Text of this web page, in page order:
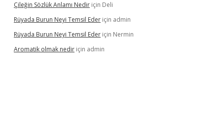
Çileğin Sözlük Anlamı Nedir için Deli
Rüyada Burun Neyi Temsil Eder için admin
Rüyada Burun Neyi Temsil Eder için Nermin
Aromatik olmak nedir için admin